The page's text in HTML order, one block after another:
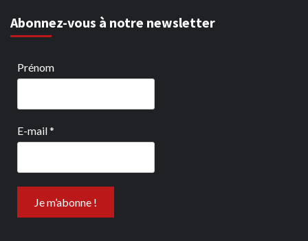
Abonnez-vous à notre newsletter
Prénom
E-mail*